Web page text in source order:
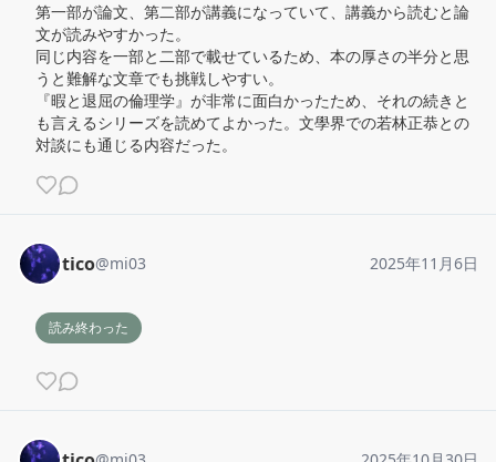
第一部が論文、第二部が講義になっていて、講義から読むと論
文が読みやすかった。
同じ内容を一部と二部で載せているため、本の厚さの半分と思
うと難解な文章でも挑戦しやすい。
『暇と退屈の倫理学』が非常に面白かったため、それの続きと
も言えるシリーズを読めてよかった。文學界での若林正恭との
対談にも通じる内容だった。
tico@mi03 2025年11月6日
読み終わった